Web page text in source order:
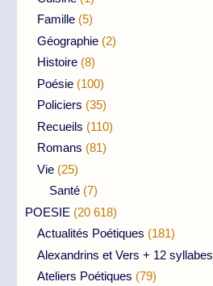
Famille (5)
Géographie (2)
Histoire (8)
Poésie (100)
Policiers (35)
Recueils (110)
Romans (81)
Vie (25)
Santé (7)
POESIE (20 618)
Actualités Poétiques (181)
Alexandrins et Vers + 12 syllabes
Ateliers Poétiques (79)